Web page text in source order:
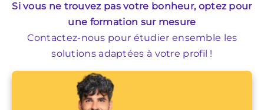
Si vous ne trouvez pas votre bonheur, optez pour
une formation sur mesure
Contactez-nous pour étudier ensemble les
solutions adaptées à votre profil !